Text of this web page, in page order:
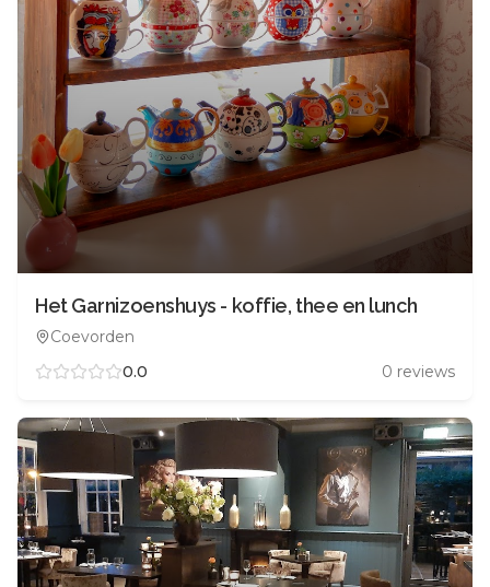
Het Garnizoenshuys - koffie, thee en lunch
Coevorden
0.0
0 reviews